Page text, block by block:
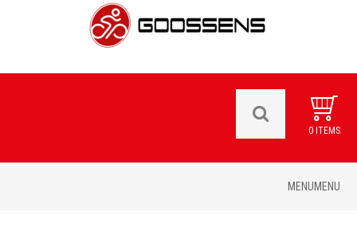
0 ITEMS
MENUMENU